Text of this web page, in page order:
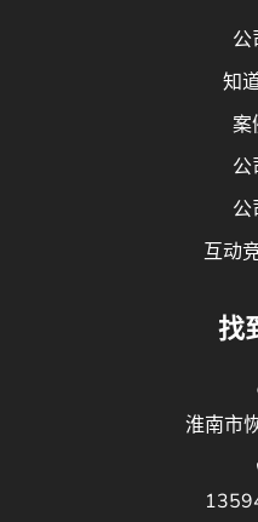
公
知
案
公
公
互动
找
淮南市